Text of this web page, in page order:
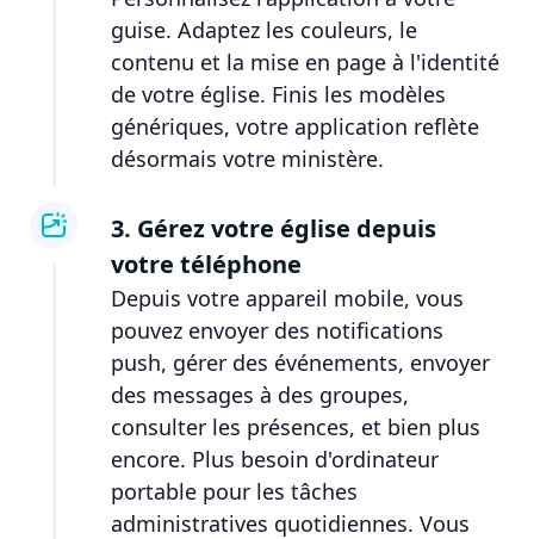
guise. Adaptez les couleurs, le
contenu et la mise en page à l'identité
de votre église. Finis les modèles
génériques, votre application reflète
désormais votre ministère.
3. Gérez votre église depuis
votre téléphone
Depuis votre appareil mobile, vous
pouvez envoyer des notifications
push, gérer des événements, envoyer
des messages à des groupes,
consulter les présences, et bien plus
encore. Plus besoin d'ordinateur
portable pour les tâches
administratives quotidiennes. Vous